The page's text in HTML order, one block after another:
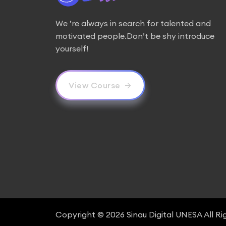
We ’re always in search for talented and
motivated people.Don’t be shy introduce
yourself!
View Course
Copyright © 2026 Sinau Digital UNESAAll